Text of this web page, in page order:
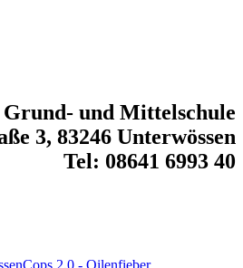
Grund- und Mittelschule
3, 83246 Unterwössen
Tel: 08641 6993 40
2.0 - Oilenfieber